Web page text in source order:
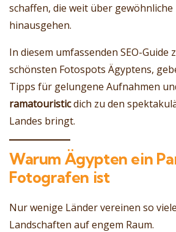
schaffen, die weit über
hinausgehen.
In diesem umfassenden SEO-Guide
schönsten Fotospots Ägyptens,
Tipps für gelungene Aufnahmen
ramatouristicdich zu den
Landes bringt.
Warum Ägypten ein
Fotografen ist
Nur wenige Länder vereinen so
Landschaften auf engem Raum.